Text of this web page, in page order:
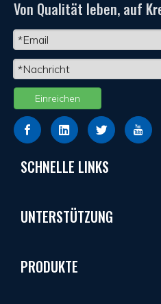
gibt es einige Antworten.
Von Qualität leben, auf
Einreichen
SCHNELLE LINKS
UNTERSTÜTZUNG
PRODUKTE